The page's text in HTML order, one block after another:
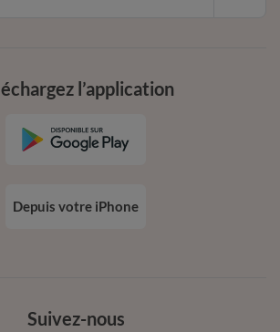
Suivez-nous
l’application
Depuis votre iPhone